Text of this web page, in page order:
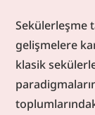
Sekülerleşme
gelişmelere
klasik